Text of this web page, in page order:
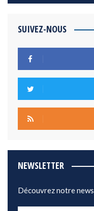
SUIVEZ-NOUS
NEWSLETTER
Découvrez notre